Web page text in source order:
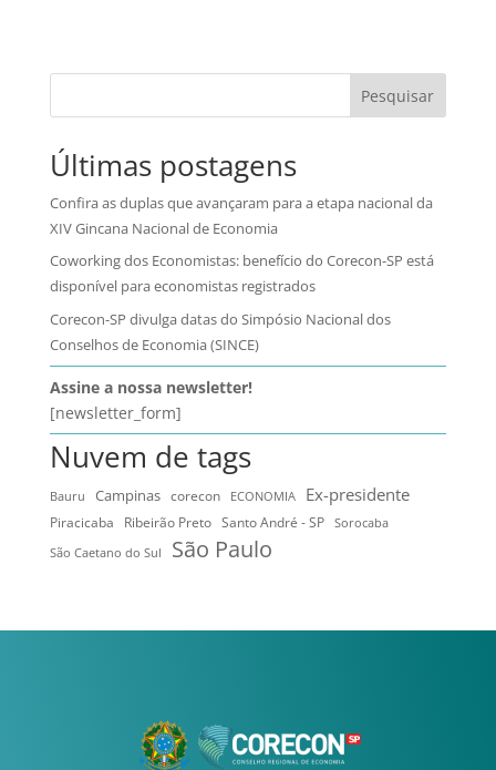
Pesquisar
Últimas postagens
Confira as duplas que avançaram para a etapa nacional da
XIV Gincana Nacional de Economia
Coworking dos Economistas: benefício do Corecon-SP está
disponível para economistas registrados
Corecon-SP divulga datas do Simpósio Nacional dos
Conselhos de Economia (SINCE)
Assine a nossa newsletter!
[newsletter_form]
Nuvem de tags
Bauru Campinas corecon ECONOMIA Ex-presidente
Piracicaba Ribeirão Preto Santo André - SP
Sorocaba
São Caetano do Sul
São Paulo